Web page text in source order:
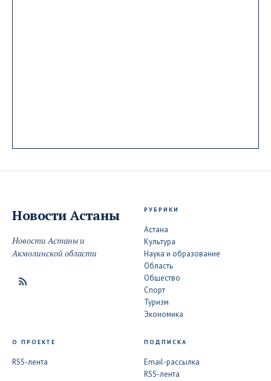
Новости Астаны
Новости Астаны и
Акмолинской области
РУБРИКИ
Астана
Культура
Наука и образование
Область
Общество
Спорт
Туризм
Экономика
О ПРОЕКТЕ
RSS-лента
ПОДПИСКА
Email-рассылка
RSS-лента